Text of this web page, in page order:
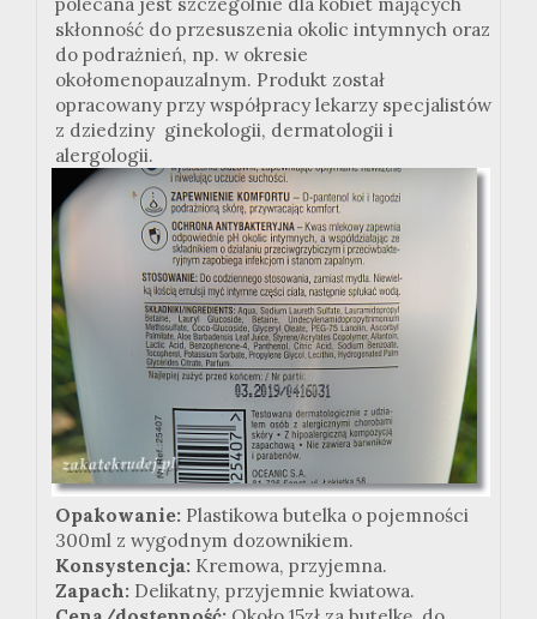
skłonność do przesuszenia okolic intymnych oraz
do podrażnień, np. w okresie
okołomenopauzalnym. Produkt został
opracowany przy współpracy lekarzy specjalistów
z dziedziny ginekologii, dermatologii i
alergologii.
Opakowanie: Plastikowa butelka o pojemności
300ml z wygodnym dozownikiem.
Konsystencja: Kremowa, przyjemna.
Zapach: Delikatny, przyjemnie kwiatowa.